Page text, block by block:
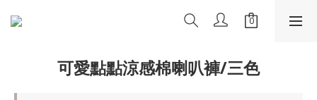
可愛點點涼感棉喇叭褲/三色